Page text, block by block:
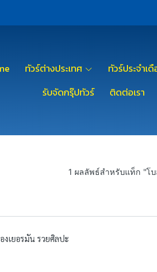
ทัวร์ต่างประเทศ ทัวร์ประจำเ
รับจัดกรุ๊ปทัวร์
ติดต่อเรา
1 ผลลัพธ์สำหรับแท็ก "โบ
งเยอรมัน รวยศิลปะ